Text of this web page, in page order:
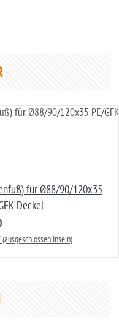
für Ø88/90/120x35
Deckel
Inseln)